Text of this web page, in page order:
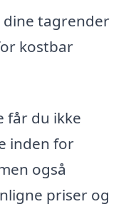
tagrender
kostbar
får du ikke
inden for
også
priser og